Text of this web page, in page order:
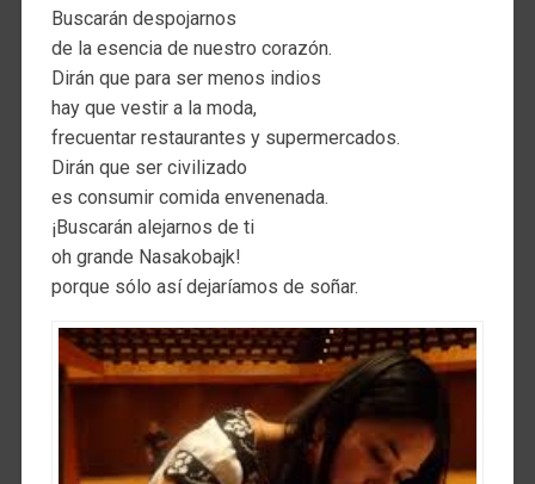
Buscarán despojarnos
de la esencia de nuestro corazón.
Dirán que para ser menos indios
hay que vestir a la moda,
frecuentar restaurantes y supermercados.
Dirán que ser civilizado
es consumir comida envenenada.
¡Buscarán alejarnos de ti
oh grande Nasakobajk!
porque sólo así dejaríamos de soñar.